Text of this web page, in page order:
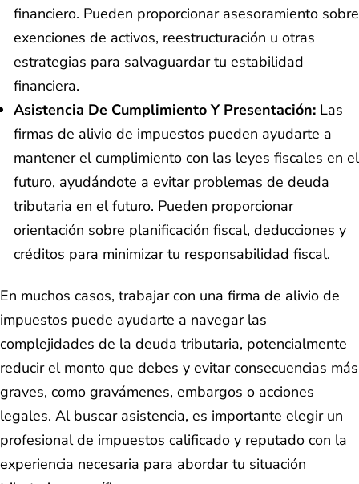
financiero. Pueden proporcionar asesoramiento sobre
exenciones de activos, reestructuración u otras
estrategias para salvaguardar tu estabilidad
financiera.
Asistencia De Cumplimiento Y Presentación: Las
firmas de alivio de impuestos pueden ayudarte a
mantener el cumplimiento con las leyes fiscales en el
futuro, ayudándote a evitar problemas de deuda
tributaria en el futuro. Pueden proporcionar
orientación sobre planificación fiscal, deducciones y
créditos para minimizar tu responsabilidad fiscal.
En muchos casos, trabajar con una firma de alivio de
impuestos puede ayudarte a navegar las
complejidades de la deuda tributaria, potencialmente
reducir el monto que debes y evitar consecuencias más
graves, como gravámenes, embargos o acciones
legales. Al buscar asistencia, es importante elegir un
profesional de impuestos calificado y reputado con la
experiencia necesaria para abordar tu situación